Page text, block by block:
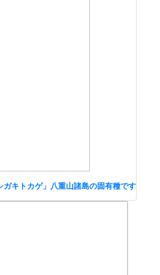
キトカゲ」八重山諸島の固有種です